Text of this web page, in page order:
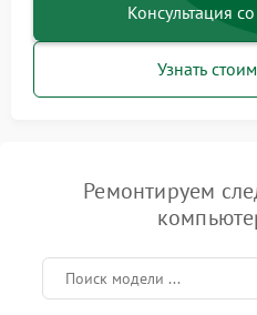
Консультация
Узнать
Ремонтируем